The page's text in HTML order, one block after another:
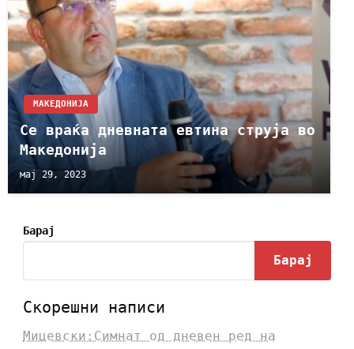
МАКЕДОНИЈА
Се враќа дневната евтина струја во
Македонија
мај 29, 2023
Барај
Барај
Скорешни написи
Мицевски:Симнат од дневен ред на